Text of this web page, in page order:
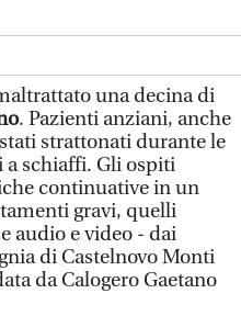
una decina di
. Pazienti anziani, anche
strattonati durante le
schiaffi. Gli ospiti
continuative in un
gravi, quelli
audio e video - dai
di Castelnovo Monti
da Calogero Gaetano